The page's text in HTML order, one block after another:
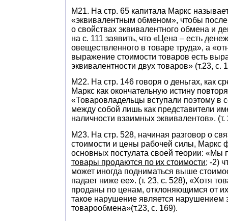
М21. На стр. 65 капитала Маркс
«эквивалентным обменом», чтобы
о свойствах эквивалентного обмена и
на с. 111 заявить, что «Цена – есть
овеществленного в товаре труда», а
выражение стоимости товаров есть
эквивалентности двух товаров» (т.23, с.
М22. На стр. 146 говоря о деньгах, как
Маркс как окончательную истину
«Товаровладельцы вступали поэтому в
между собой лишь как представители
наличности взаимных эквивалентов». (т.
М23. На стр. 528, начиная разговор о
стоимости и цены рабочей силы, Маркс
основных постулата своей теории: «Мы
товары продаются по их стоимости; -2)
может иногда подниматься выше
падает ниже ее». (т. 23, с. 528), «Хотя
проданы по ценам, отклоняющимся от
такое нарушение является нарушением
товарообмена»(т.23, с. 169).